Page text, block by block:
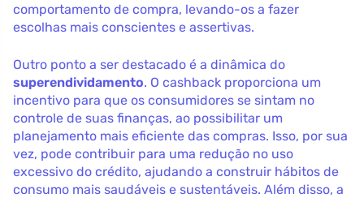
comportamento de compra, levando-os a fazer
escolhas mais conscientes e assertivas.
Outro ponto a ser destacado é a dinâmica do
superendividamento. O cashback proporciona um
incentivo para que os consumidores se sintam no
controle de suas finanças, ao possibilitar um
planejamento mais eficiente das compras. Isso, por sua
vez, pode contribuir para uma redução no uso
excessivo do crédito, ajudando a construir hábitos de
consumo mais saudáveis e sustentáveis. Além disso, a